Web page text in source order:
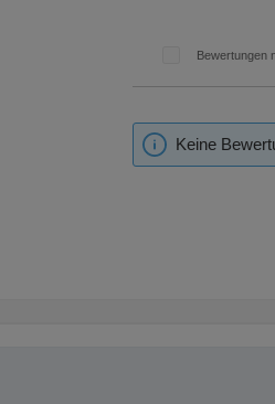
Bewertungen
Keine